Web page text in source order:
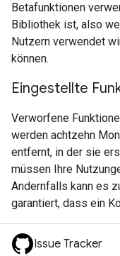
Betafunktionen
Bibliothek ist, also
Nutzern verwendet
können.
Eingestellte
Verworfene
werden achtzehn
entfernt, in der sie
müssen Ihre
Andernfalls kann es
garantiert, dass ein
Issue Tracker